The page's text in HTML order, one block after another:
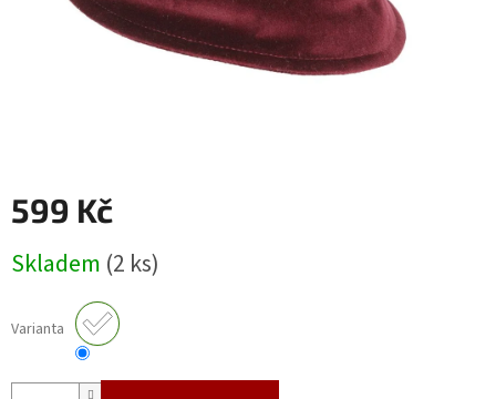
599 Kč
cena:
Skladem (2 ks)
Varianta